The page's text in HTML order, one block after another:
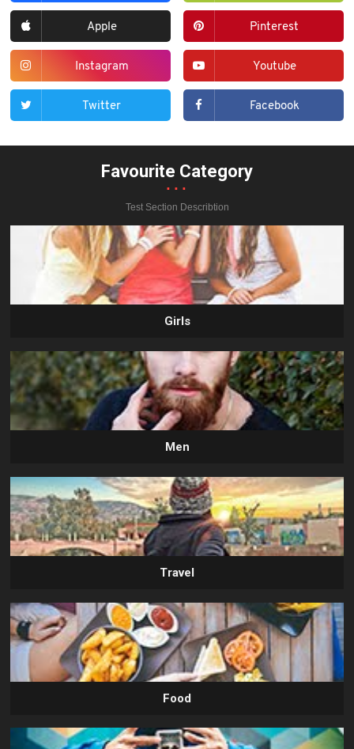
Apple Pinterest
Instagram Youtube
Twitter Facebook
Favourite Category
...
Test Section Describtion
Girls
Men
Travel
Food